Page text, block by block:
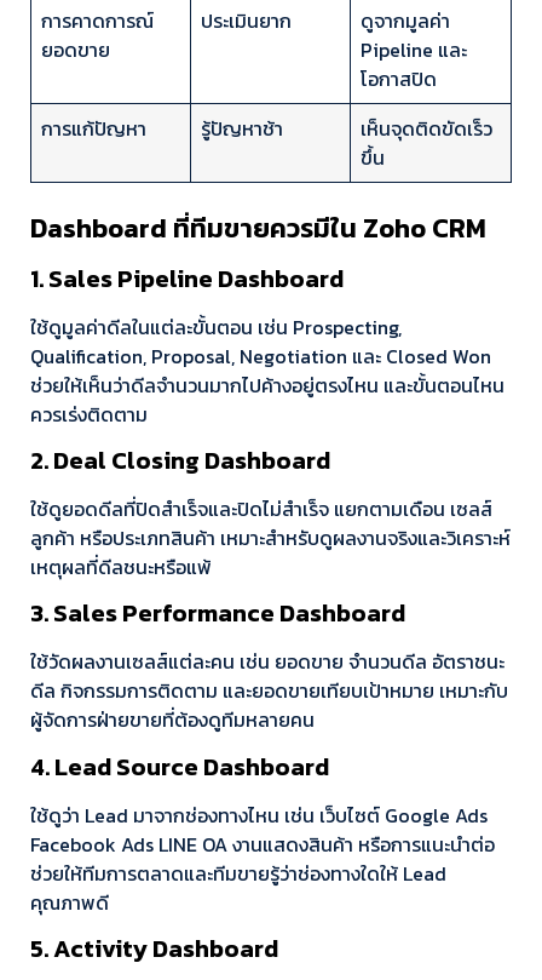
การคาดการณ์
ยอดขาย
ประเมินยาก
ดูจากมูลค่า
Pipeline และ
โอกาสปิด
การแก้ปัญหา
รู้ปัญหาช้า
เห็นจุดติดขัดเร็ว
ขึ้น
Dashboard ที่ทีมขายควรมีใน Zoho CRM
1. Sales Pipeline Dashboard
ใช้ดูมูลค่าดีลในแต่ละขั้นตอน เช่น Prospecting,
Qualification, Proposal, Negotiation และ Closed Won
ช่วยให้เห็นว่าดีลจำนวนมากไปค้างอยู่ตรงไหน และขั้นตอนไหน
ควรเร่งติดตาม
2. Deal Closing Dashboard
ใช้ดูยอดดีลที่ปิดสำเร็จและปิดไม่สำเร็จ แยกตามเดือน เซลส์
ลูกค้า หรือประเภทสินค้า เหมาะสำหรับดูผลงานจริงและวิเคราะห์
เหตุผลที่ดีลชนะหรือแพ้
3. Sales Performance Dashboard
ใช้วัดผลงานเซลส์แต่ละคน เช่น ยอดขาย จำนวนดีล อัตราชนะ
ดีล กิจกรรมการติดตาม และยอดขายเทียบเป้าหมาย เหมาะกับ
ผู้จัดการฝ่ายขายที่ต้องดูทีมหลายคน
4. Lead Source Dashboard
ใช้ดูว่า Lead มาจากช่องทางไหน เช่น เว็บไซต์ Google Ads
Facebook Ads LINE OA งานแสดงสินค้า หรือการแนะนำต่อ
ช่วยให้ทีมการตลาดและทีมขายรู้ว่าช่องทางใดให้ Lead
คุณภาพดี
5. Activity Dashboard